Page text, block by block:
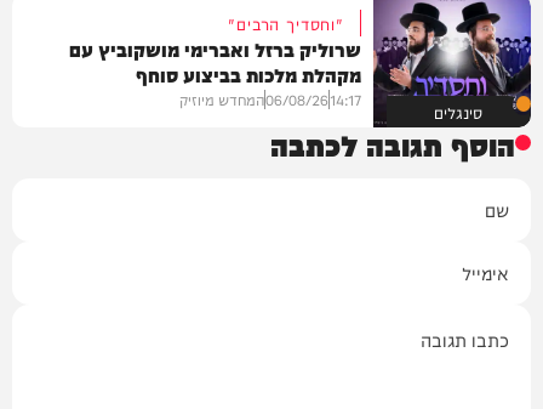
סינגלים
"וחסדיך הרבים"
שרוליק ברזל ואברימי מושקוביץ עם
מקהלת מלכות בביצוע סוחף
14:17
06/08/26המחדש מיוזיק
הוסף תגובה לכתבה